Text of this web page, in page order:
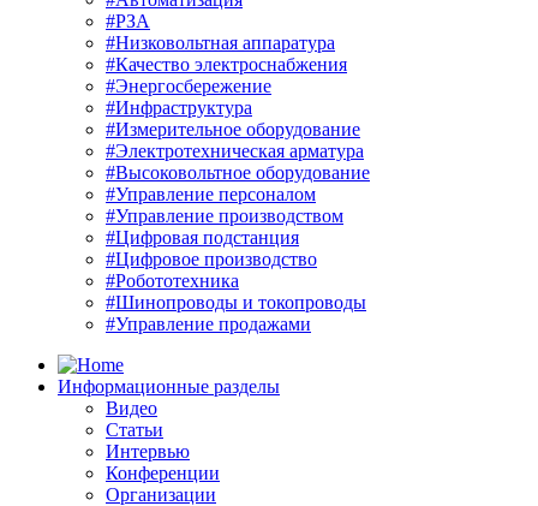
#РЗА
#Низковольтная аппаратура
#Качество электроснабжения
#Энергосбережение
#Инфраструктура
#Измерительное оборудование
#Электротехническая арматура
#Высоковольтное оборудование
#Управление персоналом
#Управление производством
#Цифровая подстанция
#Цифровое производство
#Робототехника
#Шинопроводы и токопроводы
#Управление продажами
Информационные разделы
Видео
Статьи
Интервью
Конференции
Организации